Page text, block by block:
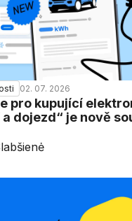
02. 07. 2026
pro kupující
a dojezd“ je nově